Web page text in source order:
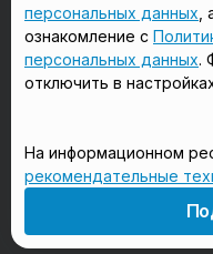
в Домодедово
Мы в соцсетях
персональных данных
ознакомление с
персональных данных.
отключить в
На информационном
рекомендательные